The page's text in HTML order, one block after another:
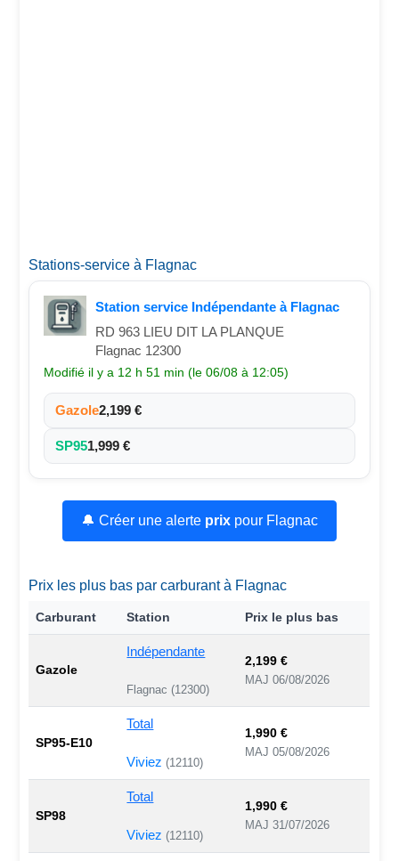
Stations-service à Flagnac
Station service Indépendante à Flagnac
RD 963 LIEU DIT LA PLANQUE
Flagnac 12300
Modifié il y a 12 h 51 min (le 06/08 à 12:05)
Gazole2,199 €
SP951,999 €
🔔 Créer une alerte prix pour Flagnac
Prix les plus bas par carburant à Flagnac
Carburant Station Prix le plus bas
Gazole
Indépendante
Flagnac (12300)
2,199 €
MAJ 06/08/2026
SP95-E10
Total
Viviez(12110)
1,990 €
MAJ 05/08/2026
SP98
Total
Viviez (12110)
1,990 €
MAJ 31/07/2026